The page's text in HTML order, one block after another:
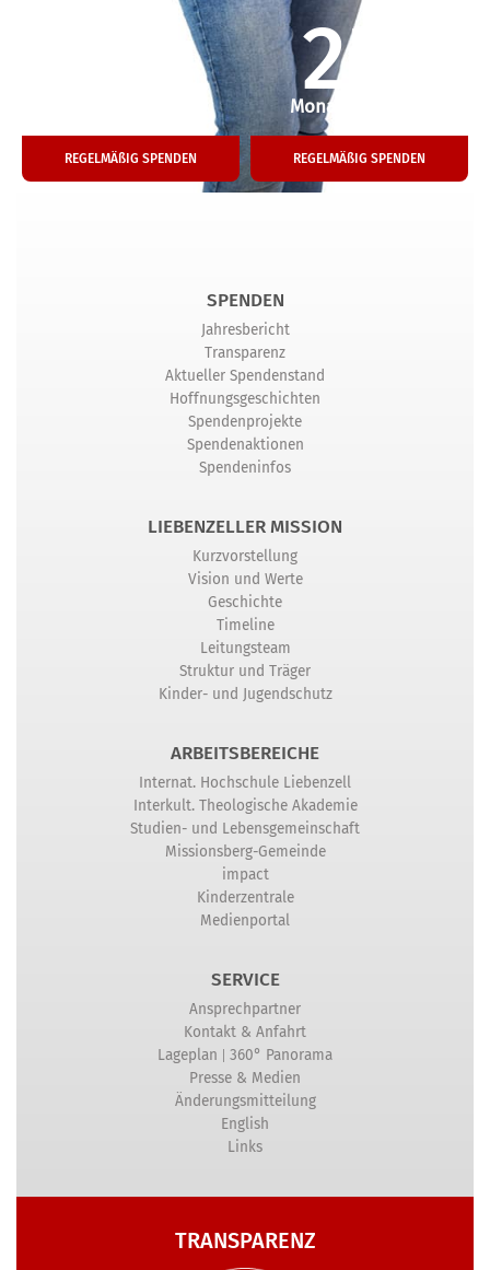
REGELMÄßIG SPENDEN
25
Monatliche Hilfe
REGELMÄßIG SPENDEN
SPENDEN
Jahresbericht
Transparenz
Aktueller Spendenstand
Hoffnungsgeschichten
Spendenprojekte
Spendenaktionen
Spendeninfos
LIEBENZELLER MISSION
Kurzvorstellung
Vision und Werte
Geschichte
Timeline
Leitungsteam
Struktur und Träger
Kinder- und Jugendschutz
ARBEITSBEREICHE
Internat. Hochschule Liebenzell
Interkult. Theologische Akademie
Studien- und Lebensgemeinschaft
Missionsberg-Gemeinde
impact
Kinderzentrale
Medienportal
SERVICE
Ansprechpartner
Kontakt & Anfahrt
Lageplan | 360° Panorama
Presse & Medien
Änderungsmitteilung
English
Links
TRANSPARENZ